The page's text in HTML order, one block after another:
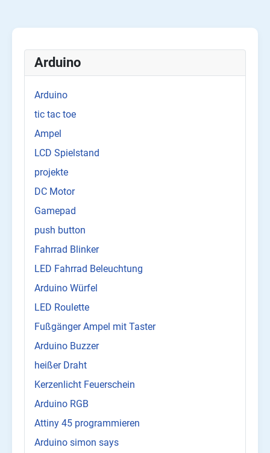
Arduino
Arduino
tic tac toe
Ampel
LCD Spielstand
projekte
DC Motor
Gamepad
push button
Fahrrad Blinker
LED Fahrrad Beleuchtung
Arduino Würfel
LED Roulette
Fußgänger Ampel mit Taster
Arduino Buzzer
heißer Draht
Kerzenlicht Feuerschein
Arduino RGB
Attiny 45 programmieren
Arduino simon says